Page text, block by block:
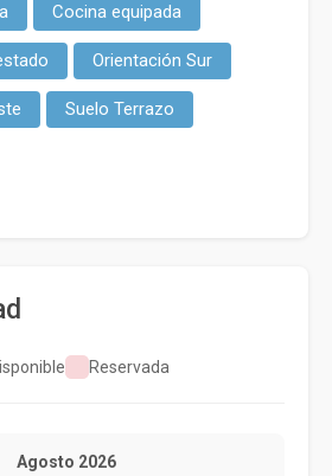
Cocina equipada
Orientación Sur
Suelo Terrazo
Reservada
Agosto 2026